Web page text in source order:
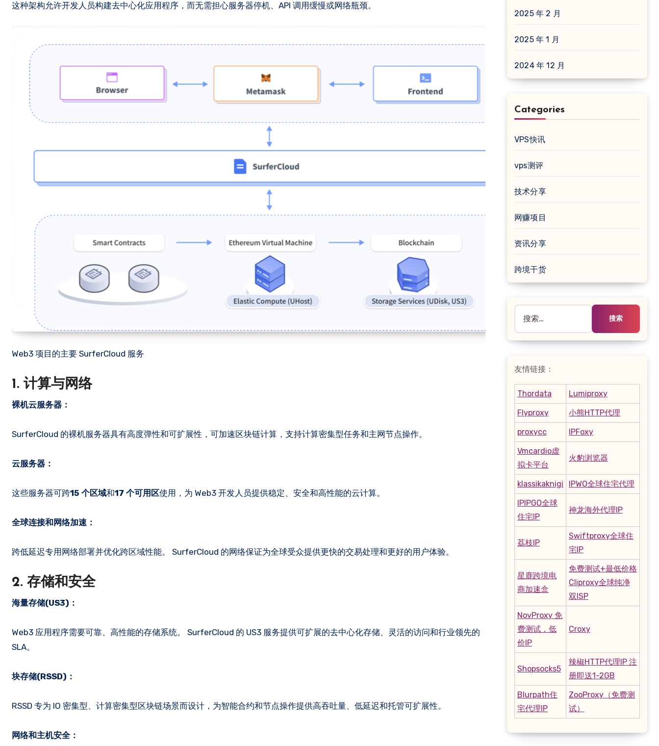
这种架构允许开发人员构建去中心化应用程序，而无需担心服务器停机、API 调用缓慢或网络瓶颈。
Web3 项目的主要 SurferCloud 服务
1. 计算与网络
裸机云服务器：
SurferCloud 的裸机服务器具有高度弹性和可扩展性，可加速区块链计算，支持计算密集型任务和主网节点操作。
云服务器：
这些服务器可跨15 个区域和17 个可用区使用，为 Web3 开发人员提供稳定、安全和高性能的云计算。
全球连接和网络加速：
跨低延迟专用网络部署并优化跨区域性能。 SurferCloud 的网络保证为全球受众提供更快的交易处理和更好的用户体验。
2. 存储和安全
海量存储(US3)：
Web3 应用程序需要可靠、高性能的存储系统。 SurferCloud 的 US3 服务提供可扩展的去中心化存储、灵活的访问和行业领先的
SLA。
块存储(RSSD)：
RSSD 专为 IO 密集型、计算密集型区块链场景而设计，为智能合约和节点操作提供高吞吐量、低延迟和托管可扩展性。
网络和主机安全：
2025 年 2 月
2025 年 1 月
2024 年 12 月
Categories
VPS快讯
vps测评
技术分享
网赚项目
资讯分享
跨境干货
索：
友情链接：
Thordata Lumiproxy
Flyproxy 小熊HTTP代理
proxycc IPFoxy
Vmcardio虚
拟卡平台
火豹浏览器
klassikaknigi IPWO全球住宅代理
IPIPGO全球
住宅IP
神龙海外代理IP
荔枝IP
Swiftproxy全球住
宅IP
星鹿跨境电
商加速盒
免费测试+最低价格
Cliproxy全球纯净
双ISP
NovProxy 免
费测试，低
价IP
Croxy
Shopsocks5
辣椒HTTP代理IP 注
册即送1-2GB
Blurpath住
宅代理IP
ZooProxy（免费测
试）